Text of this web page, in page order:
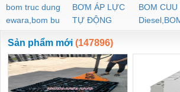
bom truc dung
ewara,bom bu
ewara
BƠM ÁP LỰC
TỰ ĐỘNG
BOM CUU
CHUA
Sản phẩm mới (147896)